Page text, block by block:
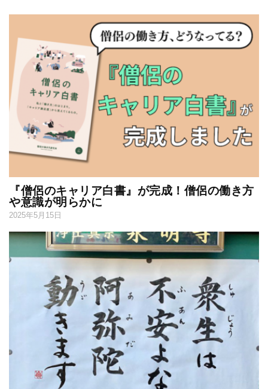
『僧侶のキャリア白書』が完成！僧侶の働き方
や意識が明らかに
2025年5月15日